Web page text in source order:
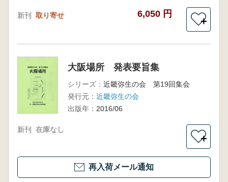
新刊 取り寄せ 6,050 円
＋
大阪場所 発表要旨集
シリーズ： 近畿弥生の会 第19回集会
発行元： 近畿弥生の会
出版年： 2016/06
新刊 在庫なし
＋
再入荷メール通知